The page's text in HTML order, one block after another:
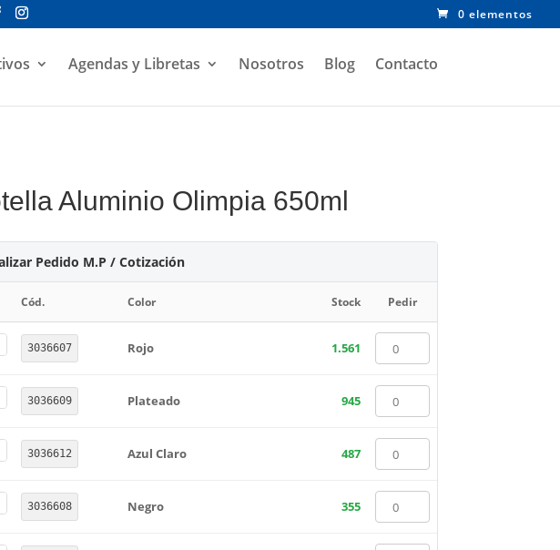
0 elementos
Agendas y Libretas Nosotros Blog Contacto
Aluminio Olimpia 650ml
Pedido M.P / Cotización
Cód. Color Stock Pedir
3036607 Rojo 1.561
3036609 Plateado 945
3036612 Azul Claro 487
3036608 Negro 355